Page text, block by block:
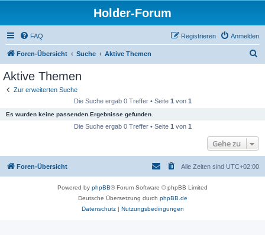
Holder-Forum
FAQ Anmelden
Registrieren
Foren-Übersicht Suche Aktive Themen
Aktive Themen
Zur erweiterten Suche
Die Suche ergab 0 Treffer • Seite 1 von 1
Es wurden keine passenden Ergebnisse gefunden.
Die Suche ergab 0 Treffer • Seite 1 von 1
Gehe zu
Foren-Übersicht Alle Zeiten sind UTC+02:00
Powered by phpBB® Forum Software © phpBB Limited
Deutsche Übersetzung durch phpBB.de
Datenschutz| Nutzungsbedingungen